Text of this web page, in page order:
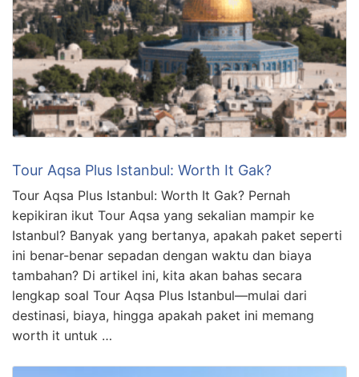
Tour Aqsa Plus Istanbul: Worth It Gak?
Tour Aqsa Plus Istanbul: Worth It Gak? Pernah
kepikiran ikut Tour Aqsa yang sekalian mampir ke
Istanbul? Banyak yang bertanya, apakah paket seperti
ini benar-benar sepadan dengan waktu dan biaya
tambahan? Di artikel ini, kita akan bahas secara
lengkap soal Tour Aqsa Plus Istanbul—mulai dari
destinasi, biaya, hingga apakah paket ini memang
worth it untuk …